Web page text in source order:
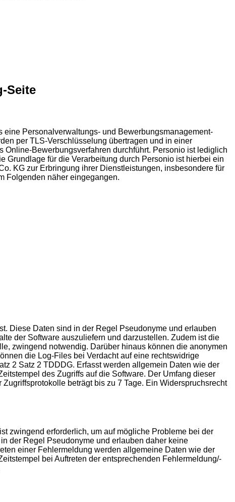
Seite
Personalverwaltungs- und Bewerbungsmanagement-
per TLS-Verschlüsselung übertragen und in einer
Bewerbungsverfahren durchführt. Personio ist lediglich
Grundlage für die Verarbeitung durch Personio ist hierbei ein
KG zur Erbringung ihrer Dienstleistungen, insbesondere für
Folgenden näher eingegangen.
Diese Daten sind in der Regel Pseudonyme und erlauben
der Software auszuliefern und darzustellen. Zudem ist die
zwingend notwendig. Darüber hinaus können die anonymen
die Log-Files bei Verdacht auf eine rechtswidrige
2 Satz 2 TDDDG. Erfasst werden allgemein Daten wie der
des Zugriffs auf die Software. Der Umfang dieser
beträgt bis zu 7 Tage. Ein Widerspruchsrecht
zwingend erforderlich, um auf mögliche Probleme bei der
der Regel Pseudonyme und erlauben daher keine
einer Fehlermeldung werden allgemeine Daten wie der
bei Auftreten der entsprechenden Fehlermeldung/-